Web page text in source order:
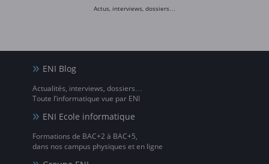
Actus, interviews, dossiers…
ENI Blog
Actualités, interviews, dossiers…
Toute l’informatique vue par ENI
ENI Ecole informatique
Formations de BAC+2 à BAC+5,
dans nos campus physiques et en ligne